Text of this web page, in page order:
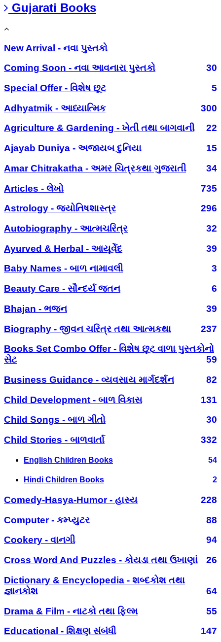
Gujarati Books
New Arrival - નવા પુસ્તકો
Coming Soon - નવા આવનારા પુસ્તકો
30
Special Offer - વિશેષ છૂટ
5
Adhyatmik - આધ્યાત્મિક
300
Agriculture & Gardening - ખેતી તથા બાગવાની
22
Ajayab Duniya - અજાયબ દુનિયા
15
Amar Chitrakatha - અમર ચિત્રકથા ગુજરાતી
34
Articles - લેખો
735
Astrology - જ્યોતિષશાસ્ત્ર
296
Autobiography - આત્મચરિત્ર
32
Ayurved & Herbal - આયૂર્વેદ
39
Baby Names - બાળ નામાવલી
3
Beauty Care - સૌન્દર્ય જતન
6
Bhajan - ભજન
39
Biography - જીવન ચરિત્ર તથા આત્મકથા
237
Books Set Combo Offer - વિશેષ છૂટ વાળા પુસ્તકોનો
સેટ
59
Business Guidance - વ્યવસાય માર્ગદર્શન
82
Child Development - બાળ વિકાસ
131
Child Songs - બાળ ગીતો
30
Child Stories - બાળવાર્તા
332
English Children Books 54
Hindi Children Books 2
Comedy-Hasya-Humor - હાસ્ય
228
Computer - કમ્પ્યુટર
88
Cookery - વાનગી
94
Cross Word And Puzzles - કોયડા તથા ઉખાણાં
26
Dictionary & Encyclopedia - શબ્દકોશ તથા
જ્ઞાનકોશ
64
Drama & Film - નાટકો તથા ફિલ્મ
55
Educational - શિક્ષણ સંબંધી
147